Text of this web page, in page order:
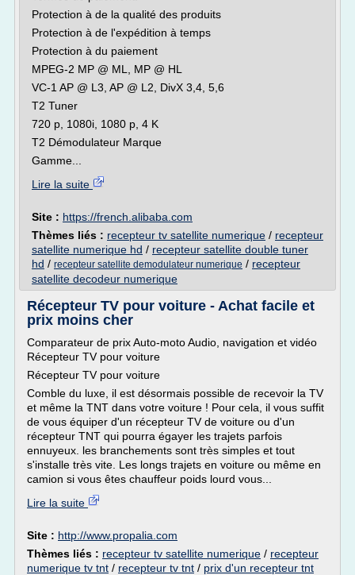
Protection à de la qualité des produits
Protection à de l'expédition à temps
Protection à du paiement
MPEG-2 MP @ ML, MP @ HL
VC-1 AP @ L3, AP @ L2, DivX 3,4, 5,6
T2 Tuner
720 p, 1080i, 1080 p, 4 K
T2 Démodulateur Marque
Gamme...
Lire la suite
Site : https://french.alibaba.com
Thèmes liés : recepteur tv satellite numerique / recepteur
satellite numerique hd / recepteur satellite double tuner
hd / recepteur satellite demodulateur numerique / recepteur
satellite decodeur numerique
Récepteur TV pour voiture - Achat facile et
prix moins cher
Comparateur de prix Auto-moto Audio, navigation et vidéo
Récepteur TV pour voiture
Récepteur TV pour voiture
Comble du luxe, il est désormais possible de recevoir la TV
et même la TNT dans votre voiture ! Pour cela, il vous suffit
de vous équiper d'un récepteur TV de voiture ou d'un
récepteur TNT qui pourra égayer les trajets parfois
ennuyeux. les branchements sont très simples et tout
s'installe très vite. Les longs trajets en voiture ou même en
camion si vous êtes chauffeur poids lourd vous...
Lire la suite
Site : http://www.propalia.com
Thèmes liés : recepteur tv satellite numerique / recepteur
numerique tv tnt / recepteur tv tnt / prix d'un recepteur tnt